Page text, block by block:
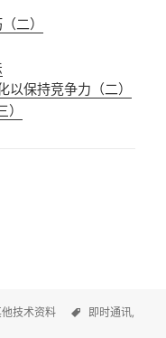
二）
保持竞争力（二）
技术资料
即时通讯